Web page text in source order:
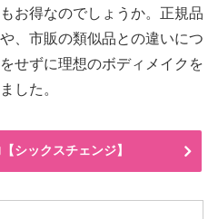
お得なのでしょうか。正規品
、市販の類似品との違いにつ
せずに理想のボディメイクを
した。
シックスチェンジ】